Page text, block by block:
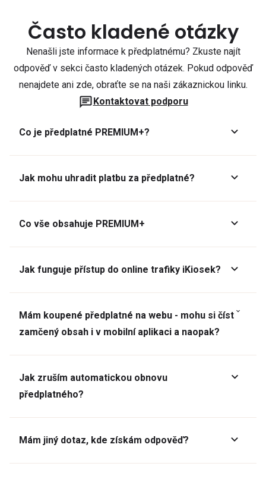
Často kladené otázky
Nenašli jste informace k předplatnému? Zkuste najít
odpověď v sekci často kladených otázek. Pokud odpověď
nenajdete ani zde, obraťte se na naši zákaznickou linku.
Kontaktovat podporu
Co je předplatné PREMIUM+?
Jak mohu uhradit platbu za předplatné?
Co vše obsahuje PREMIUM+
Jak funguje přístup do online trafiky iKiosek?
Mám koupené předplatné na webu - mohu si číst
zamčený obsah i v mobilní aplikaci a naopak?
Jak zruším automatickou obnovu
předplatného?
Mám jiný dotaz, kde získám odpověď?